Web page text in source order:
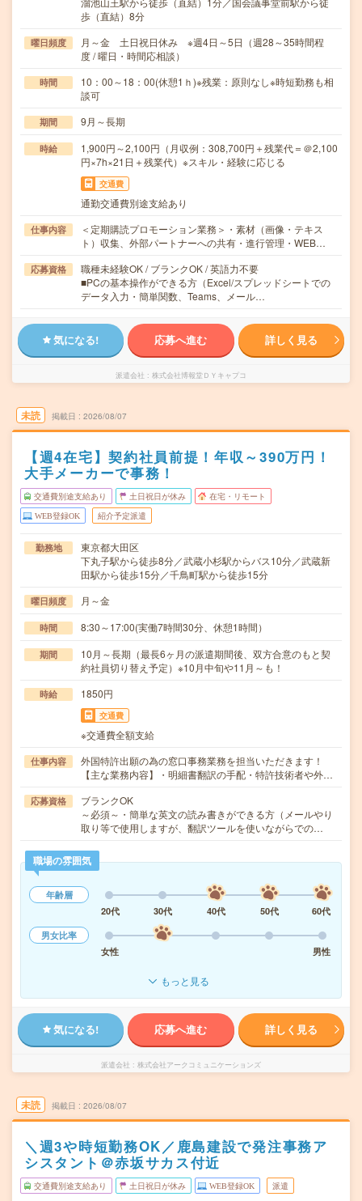
歩（直結）8分
曜日頻度
月～金 土日祝日休み ※週4日～5日（週28～35時間程
度 / 曜日・時間応相談）
時間
10：00～18：00(休憩1ｈ)※残業：原則なし※時短勤務も相
談可
期間 9月～長期
時給
1,900円～2,100円（月収例：308,700円＋残業代＝＠2,100
円×7h×21日＋残業代）※スキル・経験に応じる
交通費
通勤交通費別途支給あり
仕事内容
＜定期購読プロモーション業務＞・素材（画像・テキス
ト）収集、外部パートナーへの共有・進行管理・WEB…
応募資格
職種未経験OK / ブランクOK / 英語力不要
■PCの基本操作ができる方（Excel/スプレッドシートでの
データ入力・簡単関数、Teams、メール…
気になる! 応募へ進む 詳しく見る
派遣会社 株式会社博報堂ＤＹキャプコ
未読 掲載日 2026/08/07
【週4在宅】契約社員前提！年収～390万円！
大手メーカーで事務！
交通費別途支給あり 土日祝日が休み 在宅・リモート
WEB登録OK 紹介予定派遣
勤務地
東京都大田区
下丸子駅から徒歩8分／武蔵小杉駅からバス10分／武蔵新
田駅から徒歩15分／千鳥町駅から徒歩15分
曜日頻度 月～金
時間 8:30～17:00(実働7時間30分、休憩1時間）
期間
10月～長期（最長6ヶ月の派遣期間後、双方合意のもと契
約社員切り替え予定）※10月中旬や11月～も！
時給 1850円
交通費
※交通費全額支給
仕事内容
外国特許出願の為の窓口事務業務を担当いただきます！
【主な業務内容】・明細書翻訳の手配・特許技術者や外…
応募資格
ブランクOK
～必須～・簡単な英文の読み書きができる方（メールやり
取り等で使用しますが、翻訳ツールを使いながらでの…
職場の雰囲気
年齢層
20代
30代 40代 50代
60代
男女比率
女性
男性
もっと見る
気になる! 応募へ進む 詳しく見る
派遣会社 株式会社アークコミュニケーションズ
未読 掲載日 2026/08/07
＼週3や時短勤務OK／鹿島建設で発注事務ア
シスタント＠赤坂サカス付近
交通費別途支給あり 土日祝日が休み WEB登録OK 派遣